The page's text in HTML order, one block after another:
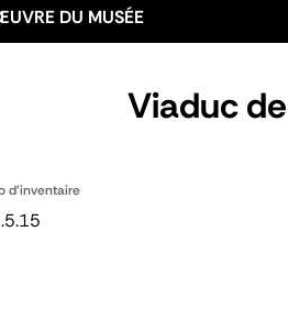
DU MUSÉE
Viaduc
d'inventaire